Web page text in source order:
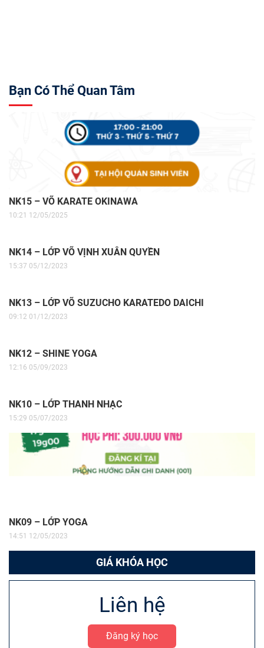
Bạn Có Thể Quan Tâm
NK15 – VÕ KARATE OKINAWA
10:21 12/05/2025
NK14 – LỚP VÕ VỊNH XUÂN QUYỀN
15:37 05/12/2023
NK13 – LỚP VÕ SUZUCHO KARATEDO DAICHI
09:12 01/12/2023
NK12 – SHINE YOGA
12:16 05/09/2023
NK10 – LỚP THANH NHẠC
15:29 05/07/2023
NK09 – LỚP YOGA
14:51 12/05/2023
GIÁ KHÓA HỌC
Liên hệ
Đăng ký học